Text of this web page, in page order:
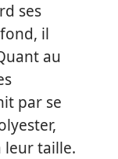
ses
il
au
par se
leur taille.